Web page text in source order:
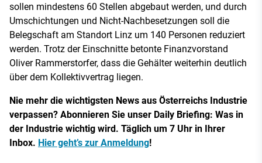
sollen mindestens 60 Stellen abgebaut werden, und durch
Umschichtungen und Nicht-Nachbesetzungen soll die
Belegschaft am Standort Linz um 140 Personen reduziert
werden. Trotz der Einschnitte betonte Finanzvorstand
Oliver Rammerstorfer, dass die Gehälter weiterhin deutlich
über dem Kollektivvertrag liegen.
Nie mehr die wichtigsten News aus Österreichs Industrie
verpassen? Abonnieren Sie unser Daily Briefing: Was in
der Industrie wichtig wird. Täglich um 7 Uhr in Ihrer
Inbox. Hier geht’s zur Anmeldung!